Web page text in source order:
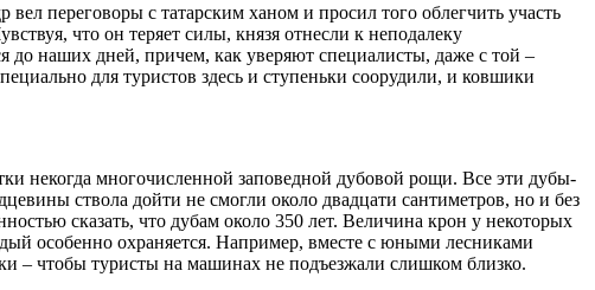
переговоры с татарским ханом и просил того облегчить участь
что он теряет силы, князя отнесли к неподалеку
до наших дней, причем, как уверяют специалисты, даже с той –
для туристов здесь и ступеньки соорудили, и ковшики
некогда многочисленной заповедной дубовой рощи. Все эти дубы-
ствола дойти не смогли около двадцати сантиметров, но и без
сказать, что дубам около 350 лет. Величина крон у некоторых
особенно охраняется. Например, вместе с юными лесниками
– чтобы туристы на машинах не подъезжали слишком близко.